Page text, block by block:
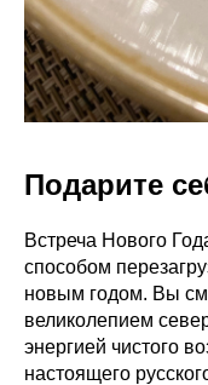
Подарите
Встреча Нового
способом
новым годом. Вы
великолепием
энергией чистого
настоящего